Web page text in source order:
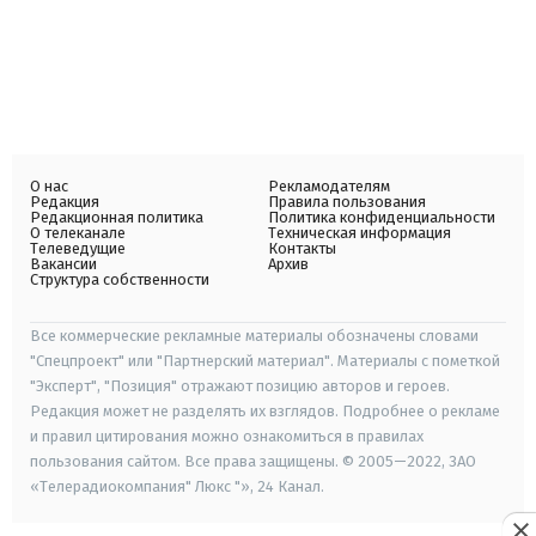
О нас
Редакция
Редакционная политика
О телеканале
Телеведущие
Вакансии
Структура собственности
Рекламодателям
Правила пользования
Политика конфиденциальности
Техническая информация
Контакты
Архив
Все коммерческие рекламные материалы обозначены словами
"Спецпроект" или "Партнерский материал". Материалы с пометкой
"Эксперт", "Позиция" отражают позицию авторов и героев.
Редакция может не разделять их взглядов. Подробнее о рекламе
и правил цитирования можно ознакомиться в правилах
пользования сайтом. Все права защищены. © 2005—2022, ЗАО
«Телерадиокомпания" Люкс "», 24 Канал.